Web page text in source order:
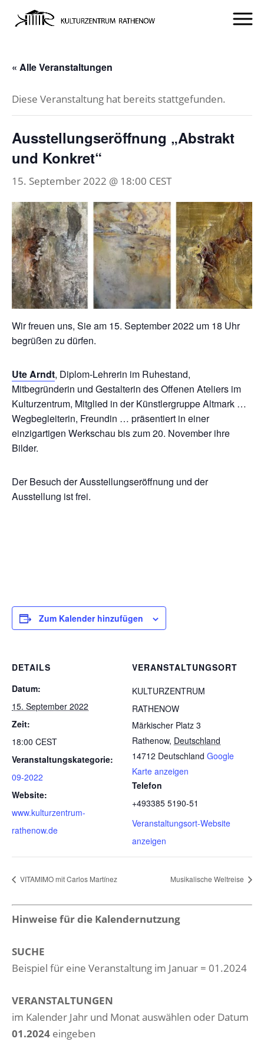
« Alle Veranstaltungen
Diese Veranstaltung hat bereits stattgefunden.
Ausstellungseröffnung „Abstrakt
und Konkret“
15. September 2022 @ 18:00 CEST
Wir freuen uns, Sie am 15. September 2022 um 18 Uhr
begrüßen zu dürfen.
Ute Arndt, Diplom-Lehrerin im Ruhestand,
Mitbegründerin und Gestalterin des Offenen Ateliers im
Kulturzentrum, Mitglied in der Künstlergruppe Altmark …
Wegbegleiterin, Freundin … präsentiert in einer
einzigartigen Werkschau bis zum 20. November ihre
Bilder.
Der Besuch der Ausstellungseröffnung und der
Ausstellung ist frei.
Zum Kalender hinzufügen
DETAILS
Datum:
15. September 2022
Zeit:
18:00 CEST
Veranstaltungskategorie:
09-2022
Website:
www.kulturzentrum-
rathenow.de
VERANSTALTUNGSORT
KULTURZENTRUM
RATHENOW
Märkischer Platz 3
Rathenow, Deutschland
14712 Deutschland Google
Karte anzeigen
Telefon
+493385 5190-51
Veranstaltungsort-Website
anzeigen
VITAMIMO mit Carlos Martínez Musikalische Weltreise
Hinweise für die Kalendernutzung
SUCHE
Beispiel für eine Veranstaltung im Januar = 01.2024
VERANSTALTUNGEN
im Kalender Jahr und Monat auswählen oder Datum
01.2024 eingeben